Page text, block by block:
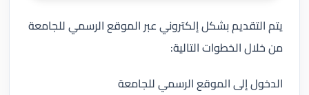
يتم التقديم بشكل إلكتروني عبر الموقع الرسمي للجامعة
من خلال الخطوات التالية:
الدخول إلى الموقع الرسمي للجامعة